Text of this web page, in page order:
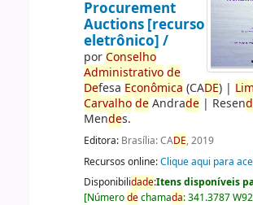
Procurement
Auctions [recurso
eletrônico] /
porConselho
Administrativo de
Defesa Econômica (CADE)|
Carvalho deAndrade| Resen
Mendes.
Editora: Brasília: CADE, 2019
Recursos online:Clique aqui para
Disponibilidade:Itens disponíveis
[Númerodechamada:341.3787